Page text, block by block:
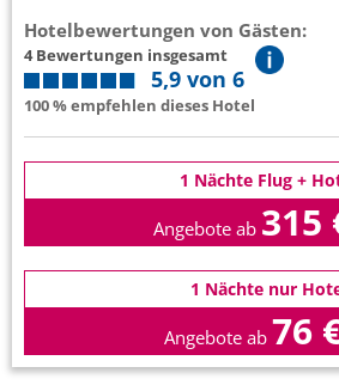
Hotelbewertungen von Gästen:
4 Bewertungen insgesamt
5,9 von 6
100 % empfehlen dieses Hotel
1 Nächte Flug +
Angebote ab 315
1 Nächte nur
Angebote ab 76